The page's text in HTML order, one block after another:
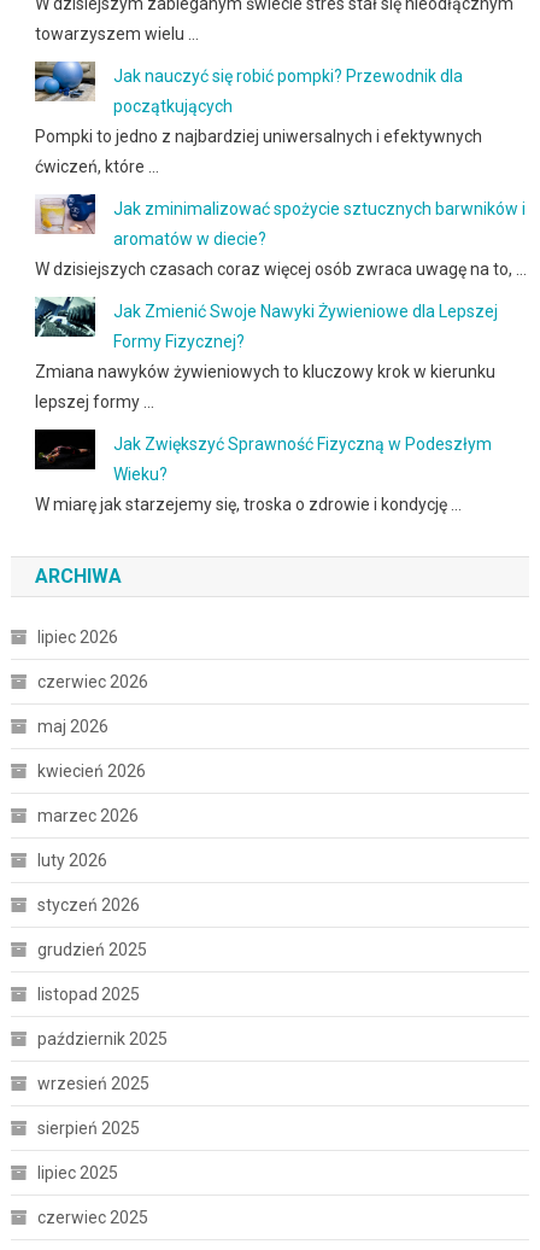
towarzyszem wielu …
Jak nauczyć się robić pompki? Przewodnik dla
początkujących
Pompki to jedno z najbardziej uniwersalnych i efektywnych
ćwiczeń, które …
Jak zminimalizować spożycie sztucznych barwników i
aromatów w diecie?
W dzisiejszych czasach coraz więcej osób zwraca uwagę na to, …
Jak Zmienić Swoje Nawyki Żywieniowe dla Lepszej
Formy Fizycznej?
Zmiana nawyków żywieniowych to kluczowy krok w kierunku
lepszej formy …
Jak Zwiększyć Sprawność Fizyczną w Podeszłym
Wieku?
W miarę jak starzejemy się, troska o zdrowie i kondycję …
ARCHIWA
lipiec 2026
czerwiec 2026
maj 2026
kwiecień 2026
marzec 2026
luty 2026
styczeń 2026
grudzień 2025
listopad 2025
październik 2025
wrzesień 2025
sierpień 2025
lipiec 2025
czerwiec 2025